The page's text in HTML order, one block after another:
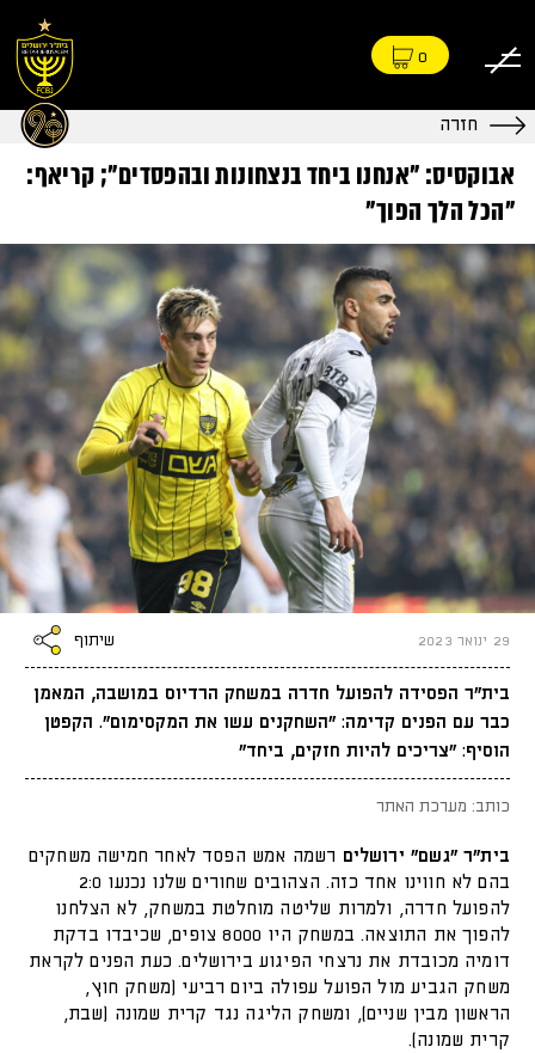
0
חזרה
אבוקסיס: "אנחנו ביחד בנצחונות ובהפסדים"; קריאף:
"הכל הלך הפוך"
29 ינואר 2023 שיתוף
בית"ר הפסידה להפועל חדרה במשחק הרדיוס במושבה, המאמן
כבר עם הפנים קדימה: "השחקנים עשו את המקסימום". הקפטן
הוסיף: "צריכים להיות חזקים, ביחד"
כותב: מערכת האתר
בית"ר "גשם" ירושלים רשמה אמש הפסד לאחר חמישה משחקים
בהם לא חווינו אחד כזה. הצהובים שחורים שלנו נכנעו 2:0
להפועל חדרה, ולמרות שליטה מוחלטת במשחק, לא הצלחנו
להפוך את התוצאה. במשחק היו 8000 צופים, שכיבדו בדקת
דומיה מכובדת את נרצחי הפיגוע בירושלים. כעת הפנים לקראת
משחק הגביע מול הפועל עפולה ביום רביעי (משחק חוץ,
הראשון מבין שניים), ומשחק הליגה נגד קרית שמונה (שבת,
קרית שמונה).